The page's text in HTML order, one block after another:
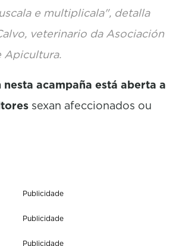
e multiplicala", detalla
veterinario da Asociación
Apicultura.
acampaña está aberta a
sexan afeccionados ou
Publicidade
Publicidade
Publicidade